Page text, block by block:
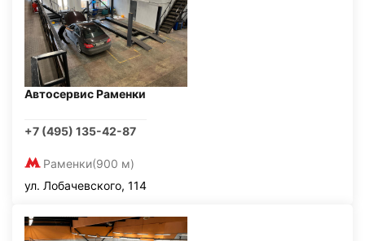
Автосервис Раменки
+7 (495) 135-42-87
Раменки(900 м)
ул. Лобачевского, 114